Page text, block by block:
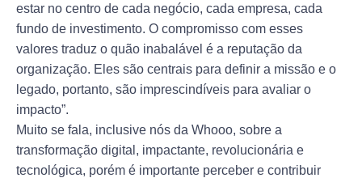
estar no centro de cada negócio, cada empresa, cada
fundo de investimento. O compromisso com esses
valores traduz o quão inabalável é a reputação da
organização. Eles são centrais para definir a missão e o
legado, portanto, são imprescindíveis para avaliar o
impacto”.
Muito se fala, inclusive nós da Whooo, sobre a
transformação digital, impactante, revolucionária e
tecnológica, porém é importante perceber e contribuir